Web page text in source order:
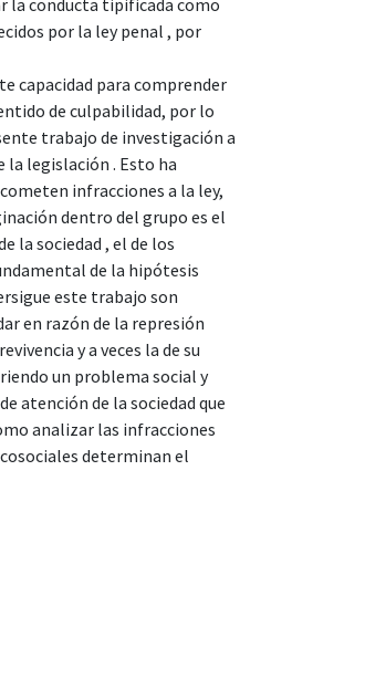
por la ley penal , por
capacidad para comprender
de culpabilidad, por lo
trabajo de investigación a
la legislación . Esto ha
infracciones a la ley,
dentro del grupo es el
la sociedad , el de los
de la hipótesis
este trabajo son
en razón de la represión
y a veces la de su
un problema social y
atención de la sociedad que
analizar las infracciones
determinan el